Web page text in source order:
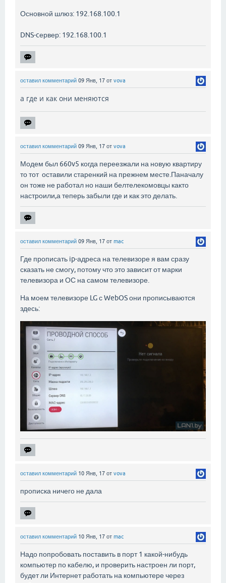
Основной шлюз: 192.168.100.1
DNS-cервер: 192.168.100.1
оставил комментарий 09 Янв, 17 от vova
а где и как они меняются
оставил комментарий 09 Янв, 17 от vova
Модем был 660v5 когда переезжали на новую квартиру
то тот оставили старенкий на прежнем месте.Паначалу
он тоже не работал но наши белтелекомовцы както
настроили,а теперь забыли где и как это делать.
оставил комментарий 09 Янв, 17 от mac
Где прописать ip-адреса на телевизоре я вам сразу
сказать не смогу, потому что это зависит от марки
телевизора и ОС на самом телевизоре.
На моем телевизоре LG с WebOS они прописываются
здесь:
оставил комментарий 10 Янв, 17 от vova
прописка ничего не дала
оставил комментарий 10 Янв, 17 от mac
Надо попробовать поставить в порт 1 какой-нибудь
компьютер по кабелю, и проверить настроен ли порт,
будет ли Интернет работать на компьютере через